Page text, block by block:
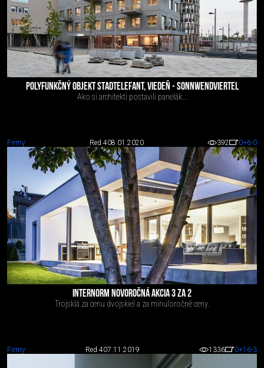
POLYFUNKČNÝ OBJEKT STADTELEFANT, VIEDEŇ - SONNWENDVIERTEL
Ako si architekti postavili panelák...
Firmy Red 408.01.2020 392 0+6-0
INTERNORM NOVOROČNÁ AKCIA 3 ZA 2
Trojsklá za cenu dvojskiel a za minuloročné ceny.
Firmy Red 407.11.2019 1336 0+16-3